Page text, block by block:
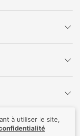
à utiliser le site,